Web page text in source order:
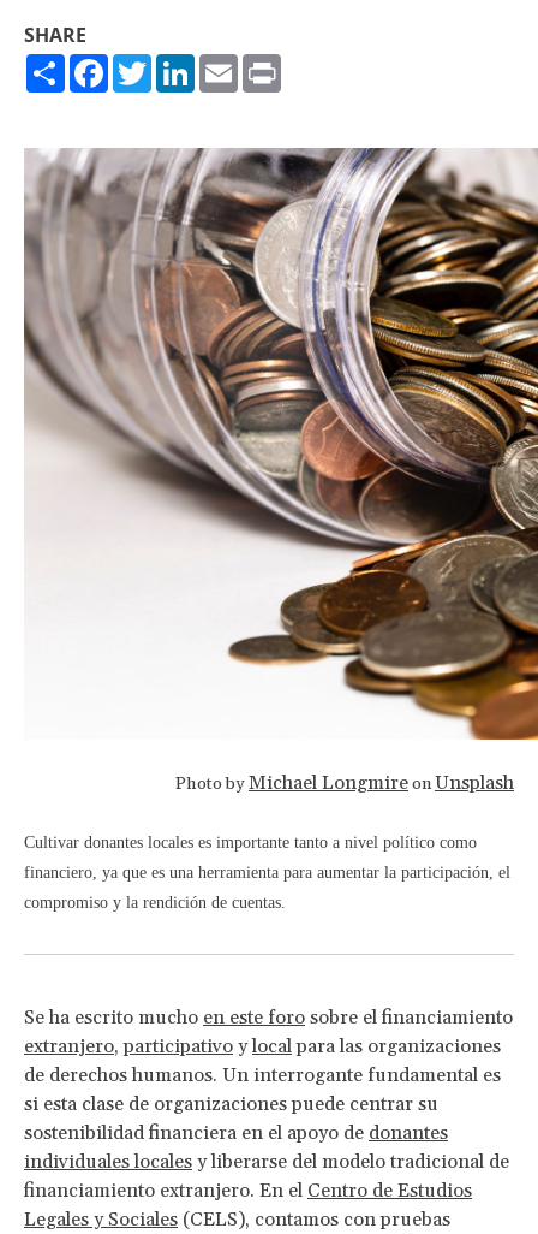
SHARE
ShareFacebook
TwitterLinkedIn
Email
Photo byMichael LongmireonUnsplash
Cultivar donantes locales es importante tanto a nivel político como
financiero, ya que es una herramienta para aumentar la participación, el
compromiso y la rendición de cuentas.
Se ha escrito mucho en este foro sobre el financiamiento
extranjero,participativo ylocalpara las organizaciones
de derechos humanos. Un interrogante fundamental es
si esta clase de organizaciones puede centrar su
sostenibilidad financiera en el apoyo de donantes
individuales locales y liberarse del modelo tradicional de
financiamiento extranjero. En el Centro de Estudios
Legales y Sociales (CELS), contamos con pruebas